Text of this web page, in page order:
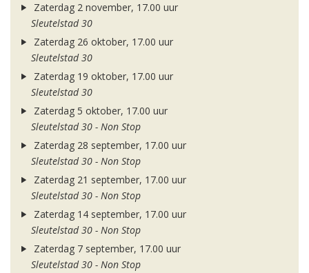
Zaterdag 2 november, 17.00 uur
Sleutelstad 30
Zaterdag 26 oktober, 17.00 uur
Sleutelstad 30
Zaterdag 19 oktober, 17.00 uur
Sleutelstad 30
Zaterdag 5 oktober, 17.00 uur
Sleutelstad 30 - Non Stop
Zaterdag 28 september, 17.00 uur
Sleutelstad 30 - Non Stop
Zaterdag 21 september, 17.00 uur
Sleutelstad 30 - Non Stop
Zaterdag 14 september, 17.00 uur
Sleutelstad 30 - Non Stop
Zaterdag 7 september, 17.00 uur
Sleutelstad 30 - Non Stop